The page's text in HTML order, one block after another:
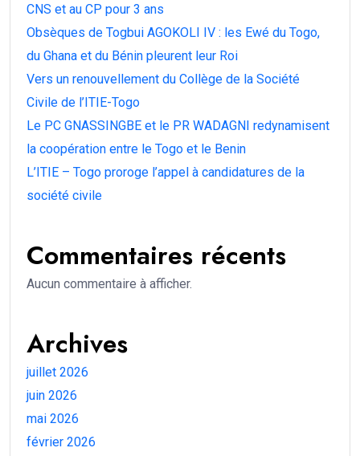
CNS et au CP pour 3 ans
Obsèques de Togbui AGOKOLI IV : les Ewé du Togo,
du Ghana et du Bénin pleurent leur Roi
Vers un renouvellement du Collège de la Société
Civile de l’ITIE-Togo
Le PC GNASSINGBE et le PR WADAGNI redynamisent
la coopération entre le Togo et le Benin
L’ITIE – Togo proroge l’appel à candidatures de la
société civile
Commentaires récents
Aucun commentaire à afficher.
Archives
juillet 2026
juin 2026
mai 2026
février 2026